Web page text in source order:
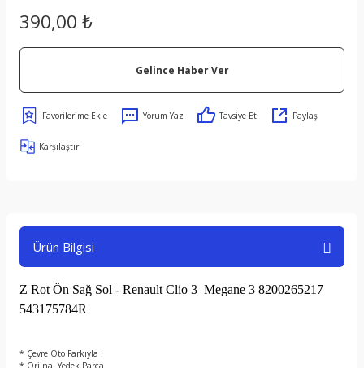
390,00 ₺
Gelince Haber Ver
Yorum Yaz Tavsiye Et Paylaş
Karşılaştır
Ürün Bilgisi
Z Rot Ön Sağ Sol - Renault Clio 3 Megane 3 8200265217
543175784R
* Çevre Oto Farkıyla ;
* Orjinal Yedek Parça